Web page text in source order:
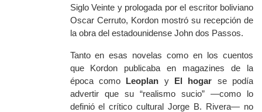
Siglo Veinte y prologada por el escritor boliviano
Oscar Cerruto, Kordon mostró su recepción de
la obra del estadounidense John dos Passos.
Tanto en esas novelas como en los cuentos
que Kordon publicaba en magazines de la
época como Leoplan y El hogar se podía
advertir que su “realismo sucio” —como lo
definió el crítico cultural Jorge B. Rivera— no